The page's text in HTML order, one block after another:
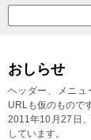
おしらせ
ヘッダー、メニュ
URLも仮のものです
2011年10月27日
しています。